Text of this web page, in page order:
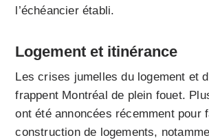
l’échéancier établi.
Logement et itinérance
Les crises jumelles du logement et
frappent Montréal de plein fouet.
ont été annoncées récemment pour
construction de logements,